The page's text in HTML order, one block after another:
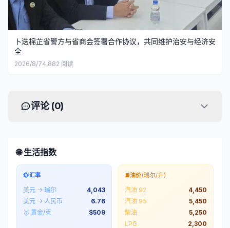
卜迭棉芷省警方与省商会签署合作协议，共同维护治安与经济安
全
2026/8/74,882 阅读
评论 (0)
🌐 生活指数
💱汇率
美元 → 瑞尔
4,043
美元 → 人民币
6.76
🥇 黄金/克
$509
⛽油价(瑞尔/升)
汽油 92
4,450
汽油 95
5,450
柴油
5,250
LPG
2,300